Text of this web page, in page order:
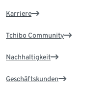
Karriere
Tchibo Community
Nachhaltigkeit
Geschäftskunden